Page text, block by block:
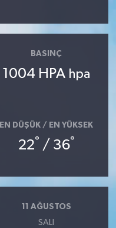
BASINÇ
1004 HPA hpa
EN DÜŞÜK / EN YÜKSEK
22° / 36°
11 AĞUSTOS
SALI